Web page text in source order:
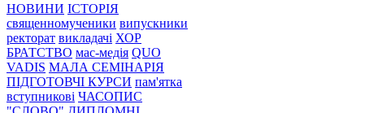
НОВИНИ ІСТОРІЯ
священномученики випускники
ректорат викладачі ХОР
БРАТСТВО мас-медія QUO
VADIS МАЛА СЕМІНАРІЯ
ПІДГОТОВЧІ КУРСИ пам'ятка
вступникові ЧАСОПИС